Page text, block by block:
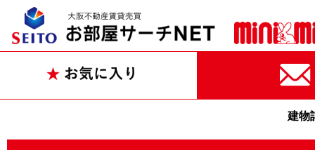
建物